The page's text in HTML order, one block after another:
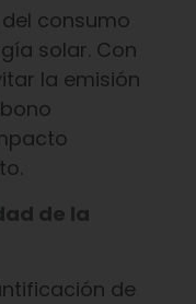
consumo
solar. Con
la emisión
de la
de